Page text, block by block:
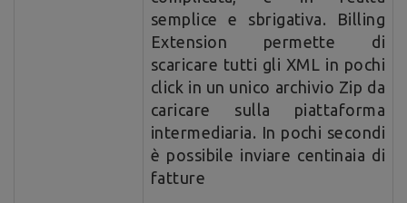
semplice e sbrigativa. Billing
Extension permette di
scaricare tutti gli XML in pochi
click in un unico archivio Zip da
caricare sulla piattaforma
intermediaria. In pochi secondi
è possibile inviare centinaia di
fatture